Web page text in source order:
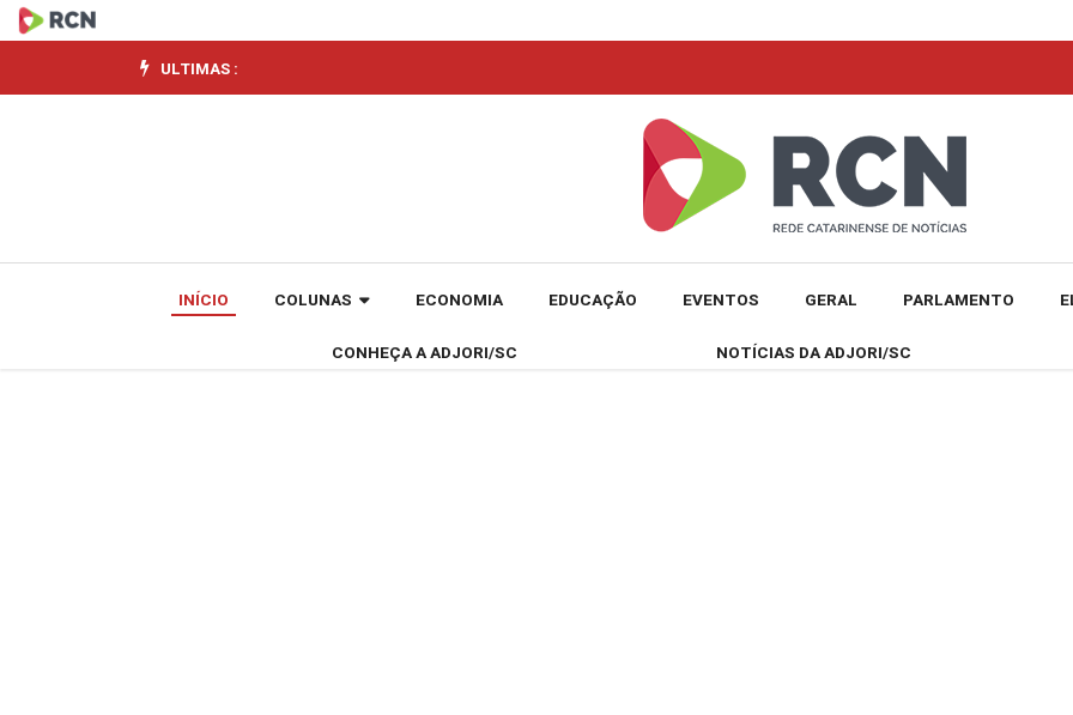
Mondaí
ganha
programa
ULTIMAS :
INÍCIO COLUNAS ECONOMIA EDUCAÇÃO EVENTOS GERAL PARLAMENTO
CONHEÇA A ADJORI/SC NOTÍCIAS DA ADJORI/SC